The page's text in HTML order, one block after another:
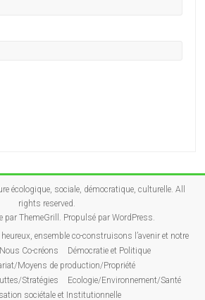
écologique, sociale, démocratique, culturelle. All
rights reserved.
par ThemeGrill. Propulsé par WordPress
ensemble co-construisons l’avenir et notre
Nous Co-créons
Démocratie et Politique
Moyens de production/Propriété
Stratégies
Ecologie/Environnement/Santé
sociétale et Institutionnelle